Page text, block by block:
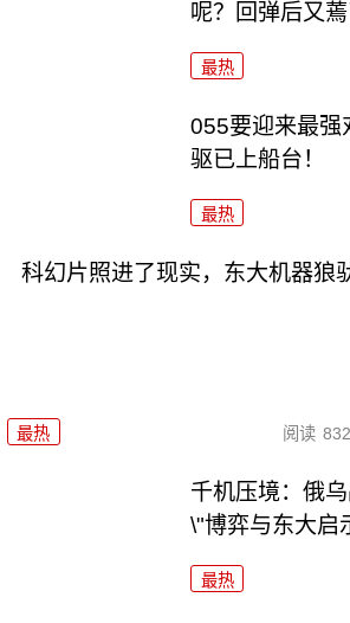
呢？回弹后又
最热
055要迎来最强
驱已上船台！
最热
科幻片照进了现实，东大机器狼
最热 阅读
千机压境：俄
\"博弈与东大启
最热